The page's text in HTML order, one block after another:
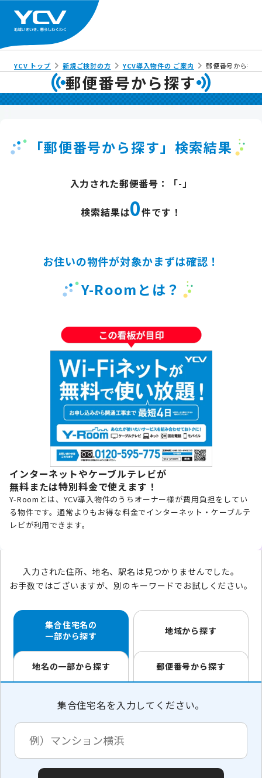
YCV トップ 新規ご検討の方 YCV導入物件の ご案内 郵便番号から探す
郵便番号から探す
「郵便番号から探す」検索結果
入力された郵便番号：「-」
検索結果は0件です！
お住いの物件が対象かまずは確認！
Y-Roomとは？
インターネットやケーブルテレビが
無料または特別料金で使えます！
Y-Roomとは、YCV導入物件のうちオーナー様が費用負担をしてい
る物件です。通常よりもお得な料金でインターネット・ケーブルテ
レビが利用できます。
入力された住所、地名、駅名は見つかりませんでした。
お手数ではございますが、別のキーワードでお試しください。
集合住宅名の
一部から探す
地域から探す
地名の一部から探す 郵便番号から探す
集合住宅名を入力してください。